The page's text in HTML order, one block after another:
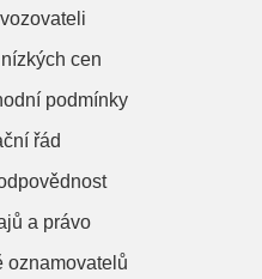
cen
podmínky
řád
a právo
oznamovatelů